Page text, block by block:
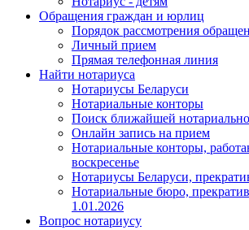
Обращения граждан и юрлиц
Порядок рассмотрения
Личный прием
Прямая телефонная линия
Найти нотариуса
Нотариусы Беларуси
Нотариальные конторы
Поиск ближайшей
Онлайн запись на прием
Нотариальные конторы,
воскресенье
Нотариусы Беларуси,
Нотариальные бюро,
1.01.2026
Вопрос нотариусу